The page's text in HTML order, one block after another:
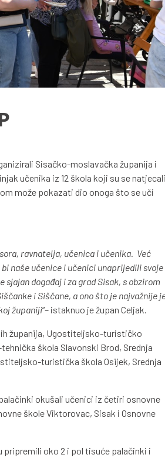
Sisačko-moslavačka županija i
učenika iz 12 škola koji su se natjecali
može pokazati dio onoga što se uči
ravnatelja, učenica i učenika. Već
naše učenice i učenici unaprijedili svoje
događaj i za grad Sisak, s obzirom
i Siščane, a ono što je najvažnije
županiji“– istaknuo je župan Celjak.
županija, Ugostiteljsko-turističko
škola Slavonski Brod, Srednja
turistička škola Osijek, Srednja
okušali učenici iz četiri osnovne
škole Viktorovac, Sisak i Osnovne
pripremili oko 2 i pol tisuće palačinki i